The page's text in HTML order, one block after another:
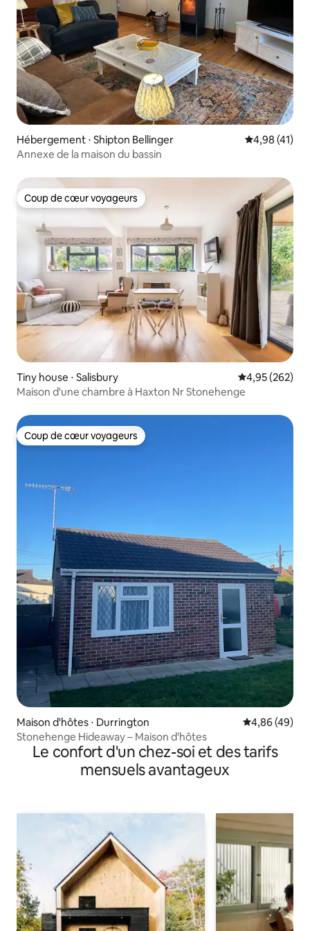
Hébergement ⋅ Shipton Bellinger Évaluation
4,98 (41)
Annexe de la maison du bassin
Coup de cœur voyageurs
Coup de cœur voyageurs
Tiny house ⋅ Salisbury Évaluation
4,95 (262)
Maison d'une chambre à Haxton Nr Stonehenge
Coup de cœur voyageurs
Coup de cœur voyageurs
Maison d'hôtes ⋅ Durrington Évaluation
4,86 (49)
Stonehenge Hideaway – Maison d'hôtes
Le confort d'un chez-soi et des tarifs
mensuels avantageux